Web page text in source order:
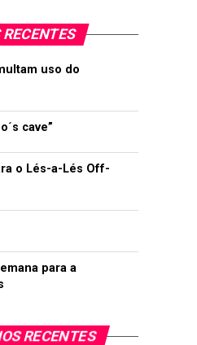
uso do
cave”
o Lés-a-Lés Off-
para a
RECENTES